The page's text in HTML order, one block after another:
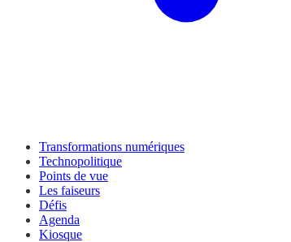
Transformations numériques
Technopolitique
Points de vue
Les faiseurs
Défis
Agenda
Kiosque